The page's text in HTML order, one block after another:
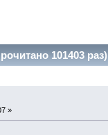
101403 раз)
»